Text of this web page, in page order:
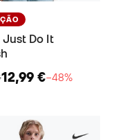
Just Do It
12,99 €−48%